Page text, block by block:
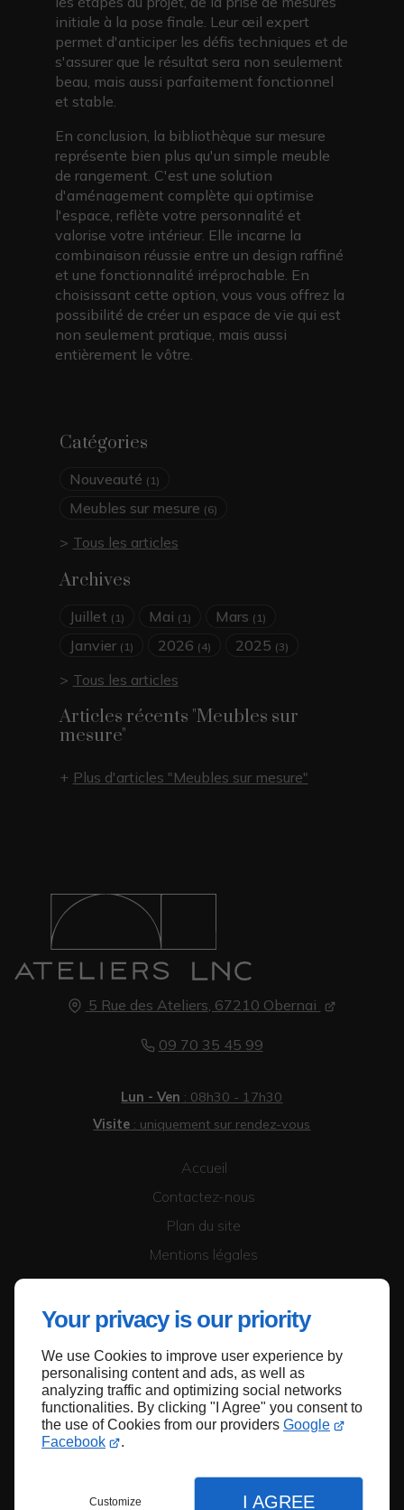
Your privacy is our priority
We use Cookies to improve user experience by
personalising content and ads, as well as
analyzing traffic and optimizing social networks
functionalities. By clicking "I Agree" you consent to
the use of Cookies from our providers Google
Facebook
.
Customize I AGREE
Catégories
Nouveauté (1)
Meubles sur mesure (6)
Tous les articles
Archives
Juillet (1) Mai (1) Mars (1)
Janvier (1) 2026 (4) 2025 (3)
Tous les articles
Articles récents "Meubles sur
mesure"
Plus d'articles "Meubles sur mesure"
initiale à la pose finale. Leur œil expert
permet d'anticiper les défis techniques et de
s'assurer que le résultat sera non seulement
beau, mais aussi parfaitement fonctionnel
et stable.
En conclusion, la bibliothèque sur mesure
représente bien plus qu'un simple meuble
de rangement. C'est une solution
d'aménagement complète qui optimise
l'espace, reflète votre personnalité et
valorise votre intérieur. Elle incarne la
combinaison réussie entre un design raffiné
et une fonctionnalité irréprochable. En
choisissant cette option, vous vous offrez la
possibilité de créer un espace de vie qui est
non seulement pratique, mais aussi
entièrement le vôtre.
5 Rue des Ateliers, 67210 Obernai
09 70 35 45 99
Lun - Ven : 08h30 - 17h30
Visite : uniquement sur rendez-vous
Accueil
Contactez-nous
Plan du site
Mentions légales
Haut de page